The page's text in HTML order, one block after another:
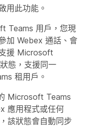
用此功能。
Teams 用戶，您現
加 Webex 通話、會
援 Microsoft
態，支援同一
租用戶。
Microsoft Teams
應用程式或任何
該狀態會自動同步